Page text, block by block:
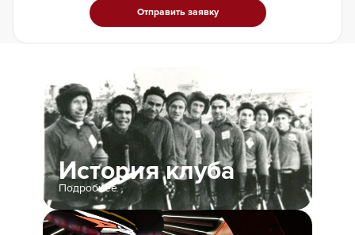
Отправить заявку
История клуба
Подробнее